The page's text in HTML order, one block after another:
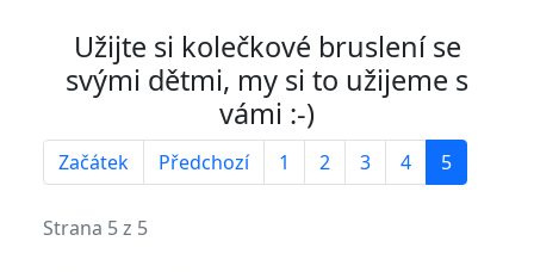
Užijte si kolečkové bruslení se
svými dětmi, my si to užijeme s
vámi :-)
Začátek Předchozí 1 2 3 4 5
Strana 5 z 5